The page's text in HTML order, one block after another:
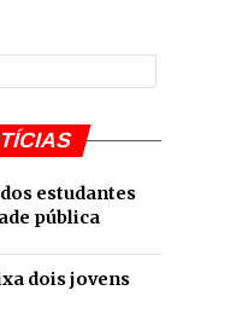
estudantes
pública
dois jovens